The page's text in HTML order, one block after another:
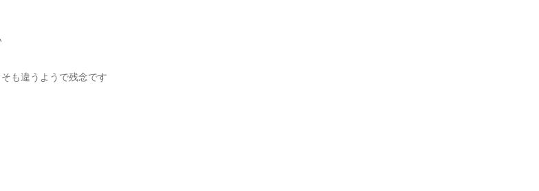
も違うようで残念です